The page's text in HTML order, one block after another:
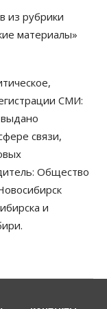
области
в
из рубрики
материалы»
СМИ:
связи,
Общество
и